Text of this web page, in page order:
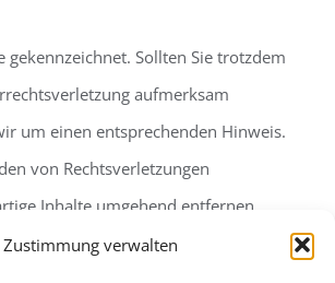
Zustimmung verwalten
gekennzeichnet. Sollten Sie trotzdem
aufmerksam
um einen entsprechenden Hinweis.
von Rechtsverletzungen
Inhalte umgehend entfernen.